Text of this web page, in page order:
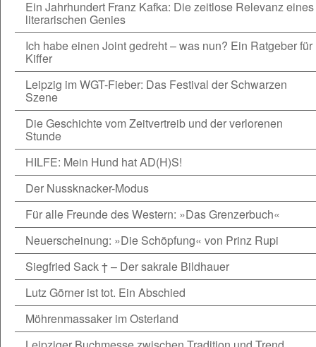
Ein Jahrhundert Franz Kafka: Die zeitlose Relevanz eines
literarischen Genies
Ich habe einen Joint gedreht – was nun? Ein Ratgeber für
Kiffer
Leipzig im WGT-Fieber: Das Festival der Schwarzen
Szene
Die Geschichte vom Zeitvertreib und der verlorenen
Stunde
HILFE: Mein Hund hat AD(H)S!
Der Nussknacker-Modus
Für alle Freunde des Western: »Das Grenzerbuch«
Neuerscheinung: »Die Schöpfung« von Prinz Rupi
Siegfried Sack † – Der sakrale Bildhauer
Lutz Görner ist tot. Ein Abschied
Möhrenmassaker im Osterland